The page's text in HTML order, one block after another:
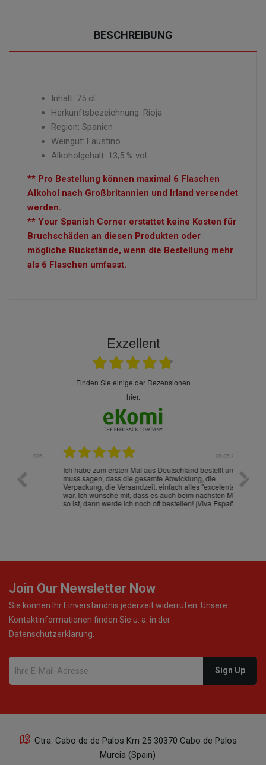
BESCHREIBUNG
Inhalt: 75 cl
Herkunftsbezeichnung: Rioja
Region: Spanien
Weingut: Faustino
Alkoholgehalt: 13,5 % vol.
** Pro Bestellung können maximal 6 Flaschen
Alkohol nach Großbritannien und Irland versendet
werden.
** Your Spanish Corner erstattet keine Kosten für
Bruchschäden an diesen Produkten oder
mögliche Rückstände, wenn die Bestellung mehr
als 6 Flaschen umfasst.
Exzellent
finden Sie einige der Rezensionen
hier.
28.05.2026
Ich habe zum ersten Mal aus Deutschland bestellt und
muss sagen, dass die gesamte Abwicklung, die
Verpackung, die Versandzeit, einfach alles "excelente"
war. Ich wünsche mit, dass es auch beim nächsten Mal
so ist, dann werde ich noch oft bestellen! ¡Viva España!
Die
gut
ist
Join Our Newsletter Now
Sie können Ihr Einverständnis jederzeit widerrufen. Unsere
Kontaktinformationen finden Sie u. a. in der
Datenschutzerklärung.
Ctra. Cabo de de Palos Km 25 30370 Cabo de Palos
Murcia (Spain)